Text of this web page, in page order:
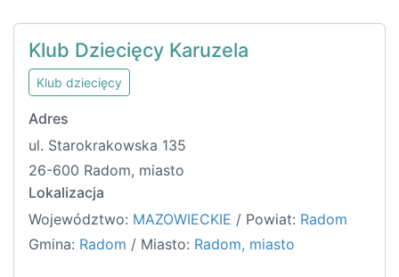
Klub Dziecięcy Karuzela
Klub dziecięcy
Adres
ul. Starokrakowska 135
26-600 Radom, miasto
Lokalizacja
Województwo: MAZOWIECKIE / Powiat: Radom
Gmina: Radom / Miasto: Radom, miasto